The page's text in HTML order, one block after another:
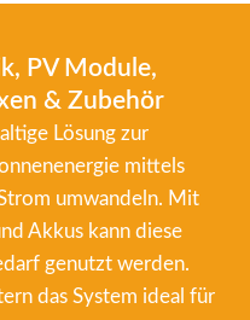
PV Module,
& Zubehör
Lösung zur
mittels
umwandeln. Mit
Akkus kann diese
genutzt werden.
das System ideal für